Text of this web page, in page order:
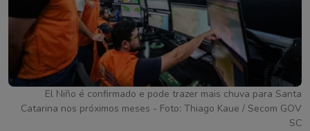
El Niño é confirmado e pode trazer mais chuva para Santa
Catarina nos próximos meses - Foto: Thiago Kaue / Secom GOV
SC